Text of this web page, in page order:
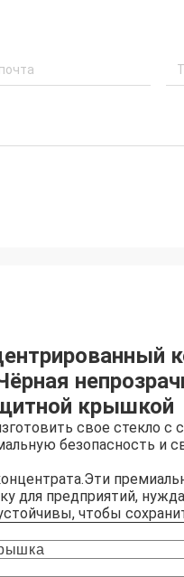
крышкой
свое стекло
безопасность и
для предприятий,
чтобы